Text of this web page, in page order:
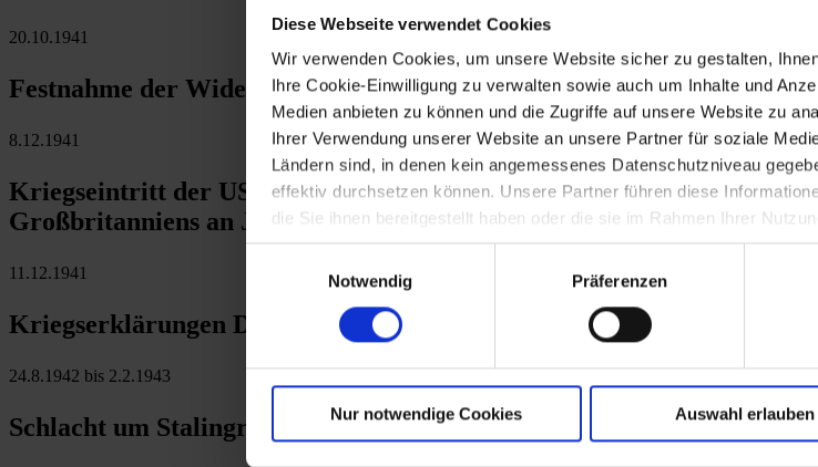
Diese Webseite verwendet Cookies
Wir verwenden Cookies, um unsere Website sicher zu gestalten,
Ihre Cookie-Einwilligung zu verwalten sowie auch um Inhalte und
Medien anbieten zu können und die Zugriffe auf unsere Website zu
Ihrer Verwendung unserer Website an unsere Partner für soziale
Ländern sind, in denen kein angemessenes Datenschutzniveau
effektiv durchsetzen können. Unsere Partner führen diese
die Sie ihnen bereitgestellt haben oder die sie im Rahmen Ihrer
Notwendig
Präferenzen
Nur notwendige Cookies Auswahl erlauben
20.10.1941
Festnahme der Widerstandsgruppe bei der Reichsbahn in St. Pölten
8.12.1941
Kriegseintritt der USA nach dem japanischen Angriff auf Pearl
Großbritanniens an Japan
11.12.1941
Kriegserklärungen Deutschlands und Italiens an die USA
24.8.1942 bis 2.2.1943
Schlacht um Stalingrad: Kapitulation der 6. deutschen Armee